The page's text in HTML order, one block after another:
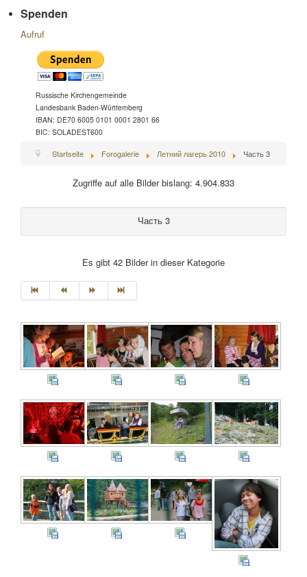
Spenden
Aufruf
Russische Kirchengemeinde
Landesbank Baden-Württemberg
IBAN: DE70 6005 0101 0001 2801 66
BIC: SOLADEST600
Startseite Forogalerie Летний лагерь 2010 Часть 3
Zugriffe auf alle Bilder bislang: 4.904.833
Часть 3
Es gibt 42 Bilder in dieser Kategorie